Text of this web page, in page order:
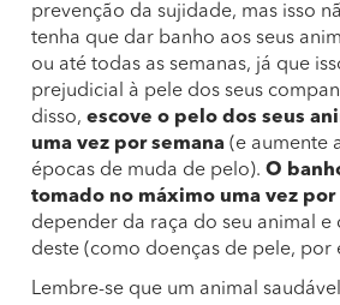
prevenção da sujidade, mas isso
tenha que dar banho aos seus
ou até todas as semanas, já que
prejudicial à pele dos seus
disso, escove o pelo dos seus
uma vez por semana (e aumente
épocas de muda de pelo). O
tomado no máximo uma vez por
depender da raça do seu animal e
deste (como doenças de pele, por
Lembre-se que um animal